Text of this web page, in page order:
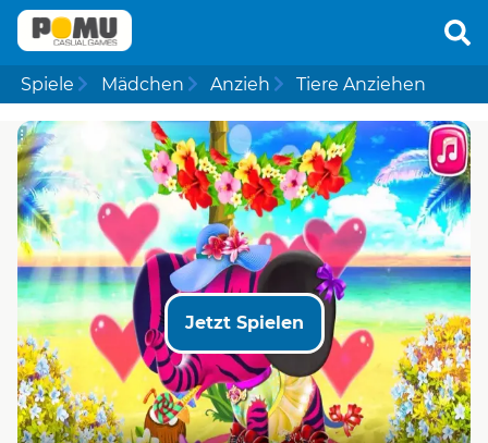
Spiele Mädchen Anzieh Tiere Anziehen
Jetzt Spielen